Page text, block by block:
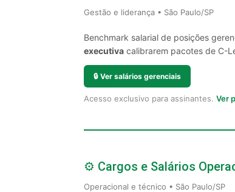
Gestão e liderança • São Paulo/SP
Benchmark salarial de posições
executiva calibrarem pacotes de C-
🔒 Ver salários gerenciais
Acesso exclusivo para assinantes. Ver
⚙️ Cargos e Salários
Operacional e técnico • São Paulo/SP